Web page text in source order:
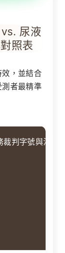
尿液
照表
，並結合
者最精準
裁判字號與法官